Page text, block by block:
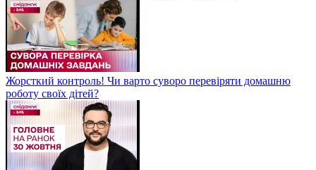
Жорсткий контроль! Чи варто суворо перевіряти домашню
роботу своїх дітей?